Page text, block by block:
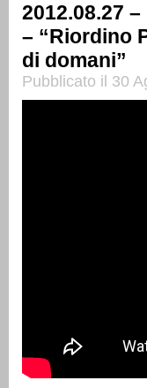
2012.08.27
– “Riordino
di domani”
Pubblicato il 30